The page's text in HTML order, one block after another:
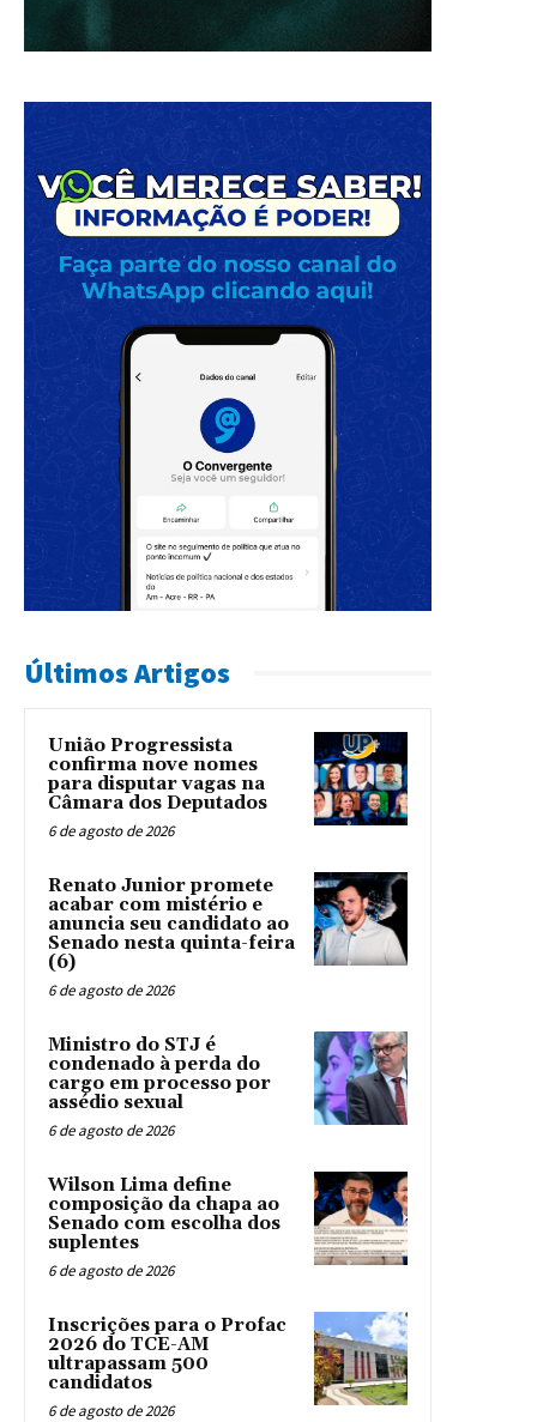
Últimos Artigos
União Progressista
confirma nove nomes
para disputar vagas na
Câmara dos Deputados
6 de agosto de 2026
Renato Junior promete
acabar com mistério e
anuncia seu candidato ao
Senado nesta quinta-feira
(6)
6 de agosto de 2026
Ministro do STJ é
condenado à perda do
cargo em processo por
assédio sexual
6 de agosto de 2026
Wilson Lima define
composição da chapa ao
Senado com escolha dos
suplentes
6 de agosto de 2026
Inscrições para o Profac
2026 do TCE-AM
ultrapassam 500
candidatos
6 de agosto de 2026